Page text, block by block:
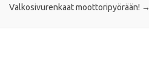
Valkosivurenkaat moottoripyörään! →